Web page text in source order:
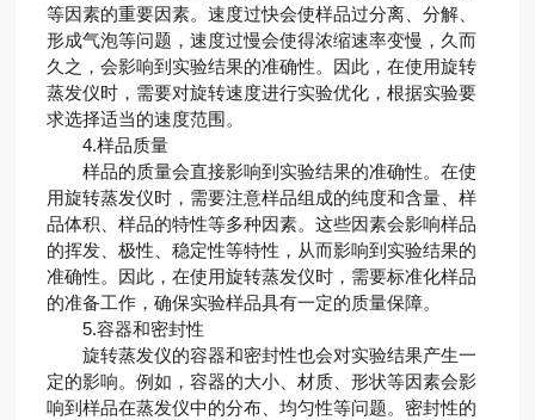
等因素的重要因素。速度过快会使样品过分离、分解、
形成气泡等问题，速度过慢会使得浓缩速率变慢，久而
久之，会影响到实验结果的准确性。因此，在使用旋转
蒸发仪时，需要对旋转速度进行实验优化，根据实验要
求选择适当的速度范围。
4.样品质量
样品的质量会直接影响到实验结果的准确性。在使
用旋转蒸发仪时，需要注意样品组成的纯度和含量、样
品体积、样品的特性等多种因素。这些因素会影响样品
的挥发、极性、稳定性等特性，从而影响到实验结果的
准确性。因此，在使用旋转蒸发仪时，需要标准化样品
的准备工作，确保实验样品具有一定的质量保障。
5.容器和密封性
旋转蒸发仪的容器和密封性也会对实验结果产生一
定的影响。例如，容器的大小、材质、形状等因素会影
响到样品在蒸发仪中的分布、均匀性等问题。密封性的